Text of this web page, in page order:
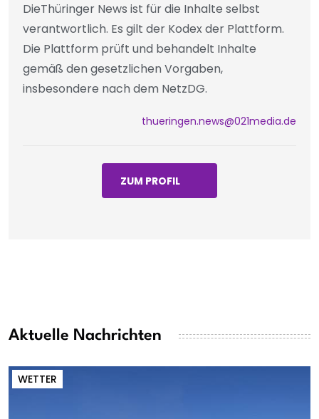
DieThüringer News ist für die Inhalte selbst
verantwortlich. Es gilt der Kodex der Plattform.
Die Plattform prüft und behandelt Inhalte
gemäß den gesetzlichen Vorgaben,
insbesondere nach dem NetzDG.
thueringen.news@021media.de
ZUM PROFIL
Aktuelle Nachrichten
WETTER